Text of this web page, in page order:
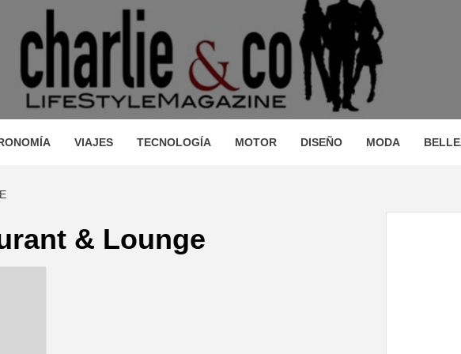
VIAJES, MOTOR, TECNOLOGÍA, DISEÑO…
VIAJES TECNOLOGÍA MOTOR DISEÑO MODA
& Lounge